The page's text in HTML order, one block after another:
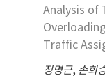
Analysis of
Traffic
정명근, 손희